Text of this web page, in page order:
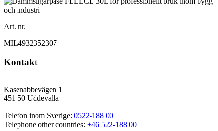
Art. nr.
MIL4932352307
Kontakt
Kasenabbevägen 1
451 50 Uddevalla
Telefon inom Sverige: 0522-188 00
Telephone other countries: +46 522-188 00